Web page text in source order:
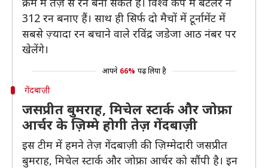
312 रन बनाए हैं। साथ ही सिर्फ दो मैचों में टूर्नामेंट में
सबसे ज़्यादा रन बचाने वाले रविंद्र जडेजा आठ नंबर पर
खेलेंगे।
आपने 66% पढ़ लिया है
गेंदबाज़ी
जसप्रीत बुमराह, मिचेल स्टार्क और जोफ्रा
आर्चर के ज़िम्मे होगी तेज़ गेंदबाज़ी
इस टीम में हमने तेज़ गेंदबाज़ी की ज़िम्मेदारी जसप्रीत
बुमराह, मिचेल स्टार्क और जोफ्रा आर्चर को सौंपी है। इन